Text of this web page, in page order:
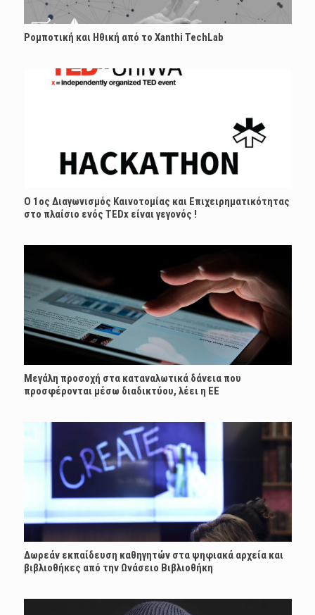
Ρομποτική και Ηθική από το Xanthi TechLab
Ο 1ος Διαγωνισμός Καινοτομίας και Επιχειρηματικότητας
στο πλαίσιο ενός TEDx είναι γεγονός !
Μεγάλη προσοχή στα καταναλωτικά δάνεια που
προσφέρονται μέσω διαδικτύου, λέει η ΕΕ
Δωρεάν εκπαίδευση καθηγητών στα ψηφιακά αρχεία και
βιβλιοθήκες από την Ωνάσειο Βιβλιοθήκη